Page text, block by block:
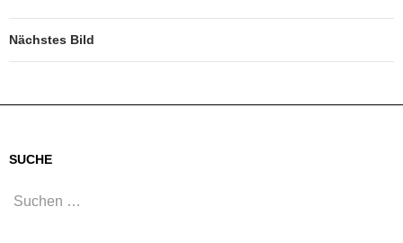
Nächstes Bild
SUCHE
Suchen